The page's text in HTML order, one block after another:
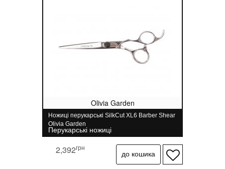
Olivia Garden
Ножиці перукарські SilkCut XL6 Barber Shear
Olivia Garden
Перукарські ножиці
2,392грн